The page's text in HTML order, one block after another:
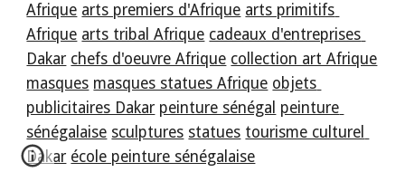
Afrique arts premiers d'Afrique arts primitifs
Afrique arts tribal Afrique cadeaux d'entreprises
Dakar chefs d'oeuvre Afrique collection art Afrique
masques masques statues Afrique objets
publicitaires Dakar peinture sénégal peinture
sénégalaise sculptures statues tourisme culturel
Dakar école peinture sénégalaise